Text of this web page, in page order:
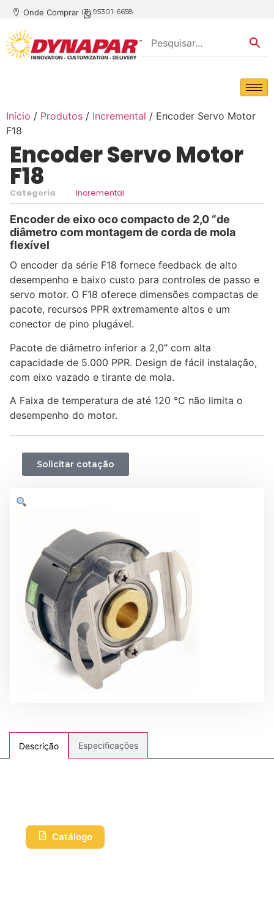
Onde Comprar (11) 95301-6658
Início / Produtos / Incremental / Encoder Servo Motor
F18
Encoder Servo Motor
F18
Categoria Incremental
Encoder de eixo oco compacto de 2,0 “de
diâmetro com montagem de corda de mola
flexível
O encoder da série F18 fornece feedback de alto
desempenho e baixo custo para controles de passo e
servo motor. O F18 oferece dimensões compactas de
pacote, recursos PPR extremamente altos e um
conector de pino plugável.
Pacote de diâmetro inferior a 2,0″ com alta
capacidade de 5.000 PPR. Design de fácil instalação,
com eixo vazado e tirante de mola.
A Faixa de temperatura de até 120 °C não limita o
desempenho do motor.
Solicitar cotação
Descrição Especificações
Catálogo